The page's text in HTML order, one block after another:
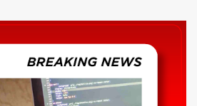
sekarang juga. Pasalnya menonton
itu di situs tidak resmi disebut
peretasan pada perangkat elektronik.
oleh pengguna media sosial X,
(23/2/2024) siang. Dalam